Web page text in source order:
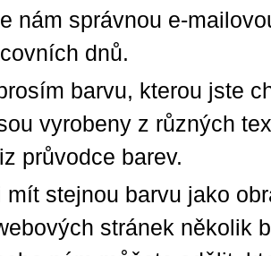
nám správnou e-
dnů.
barvu, kterou jste
vyrobeny z různých
průvodce barev.
mít stejnou barvu jako
stránek několik